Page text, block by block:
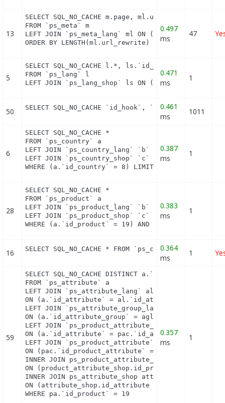
13
SELECT SQL_NO_CACHE m.page, ml.url_rewrite,
FROM `ps_meta` m
LEFT JOIN `ps_meta_lang` ml ON (m.id_meta =
ORDER BY LENGTH(ml.url_rewrite) DESC
0.497
ms
47
5
SELECT SQL_NO_CACHE l.*, ls.`id_shop`
FROM `ps_lang` l
LEFT JOIN `ps_lang_shop` ls ON (l.id_lang =
0.471
ms
1
50 SELECT SQL_NO_CACHE `id_hook`, `name` FROM
0.461
ms
1011
6
SELECT SQL_NO_CACHE *
FROM `ps_country` a
LEFT JOIN `ps_country_lang` `b` ON
LEFT JOIN `ps_country_shop` `c` ON
WHERE (a.`id_country` = 8) LIMIT 1
0.387
ms
1
28
SELECT SQL_NO_CACHE *
FROM `ps_product` a
LEFT JOIN `ps_product_lang` `b` ON
LEFT JOIN `ps_product_shop` `c` ON
WHERE (a.`id_product` = 19) AND (b.`id_shop` = 1)
0.383
ms
1
16 SELECT SQL_NO_CACHE * FROM `ps_currency` c
0.364
ms
1
59
SELECT SQL_NO_CACHE DISTINCT
FROM `ps_attribute` a
LEFT JOIN `ps_attribute_lang` al
ON (a.`id_attribute` = al.`id_attribute` AND
LEFT JOIN `ps_attribute_group_lang` agl
ON (a.`id_attribute_group` =
LEFT JOIN `ps_product_attribute_combination` pac
ON (a.`id_attribute` = pac.`id_attribute`)
LEFT JOIN `ps_product_attribute` pa
ON (pac.`id_product_attribute` =
INNER JOIN ps_product_attribute_shop
ON (product_attribute_shop.id_product_attribute
INNER JOIN ps_attribute_shop attribute_shop
ON (attribute_shop.id_attribute =
WHERE pa.`id_product` = 19
0.357
ms
1